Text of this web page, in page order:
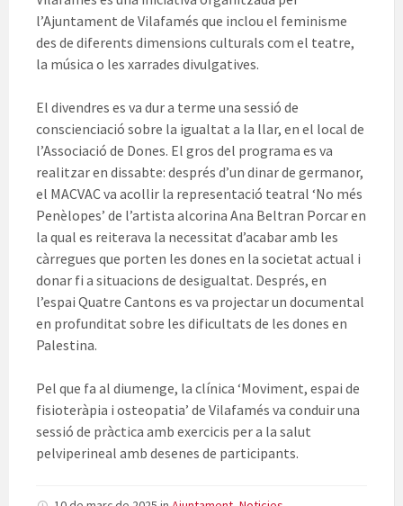
l’Ajuntament de Vilafamés que inclou el feminisme
des de diferents dimensions culturals com el teatre,
la música o les xarrades divulgatives.
El divendres es va dur a terme una sessió de
conscienciació sobre la igualtat a la llar, en el local de
l’Associació de Dones. El gros del programa es va
realitzar en dissabte: després d’un dinar de germanor,
el MACVAC va acollir la representació teatral ‘No més
Penèlopes’ de l’artista alcorina Ana Beltran Porcar en
la qual es reiterava la necessitat d’acabar amb les
càrregues que porten les dones en la societat actual i
donar fi a situacions de desigualtat. Després, en
l’espai Quatre Cantons es va projectar un documental
en profunditat sobre les dificultats de les dones en
Palestina.
Pel que fa al diumenge, la clínica ‘Moviment, espai de
fisioteràpia i osteopatia’ de Vilafamés va conduir una
sessió de pràctica amb exercicis per a la salut
pelviperineal amb desenes de participants.